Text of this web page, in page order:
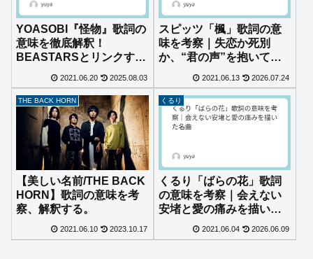
YOASOBI『怪物』歌詞の
意味を徹底解釈！
BEASTARSとリンクする
2021.06.20 2025.08.03
スピッツ「楓」歌詞の意
味を考察｜失恋か死別
か、“君の声”を抱いて歩
2021.06.13 2026.07.24
THE BACK HORN
【美しい名前/THE BACK
HORN】歌詞の意味を考
察、解釈する。
2021.06.10 2023.10.17
くるり
くるり「ばらの花」歌詞
の意味を考察｜会えない
安堵と愛の痛みを描いた
2021.06.04 2026.06.09